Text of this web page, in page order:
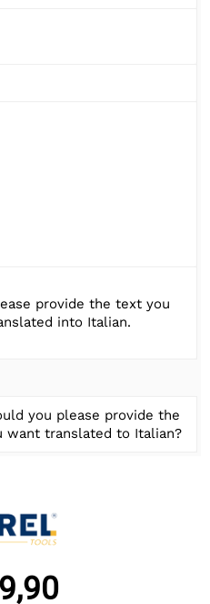
provide the text you
into Italian.
you please provide the
want translated to Italian?